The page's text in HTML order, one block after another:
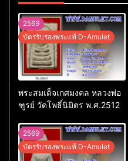
2569
บัตรรับรองพระแท้ D-Amulet
พระสมเด็จเกศมงคล หลวงพ่อ
ฑูรย์ วัดโพธิ์นิมิตร พ.ศ.2512
2569
บัตรรับรองพระแท้ D-Amulet